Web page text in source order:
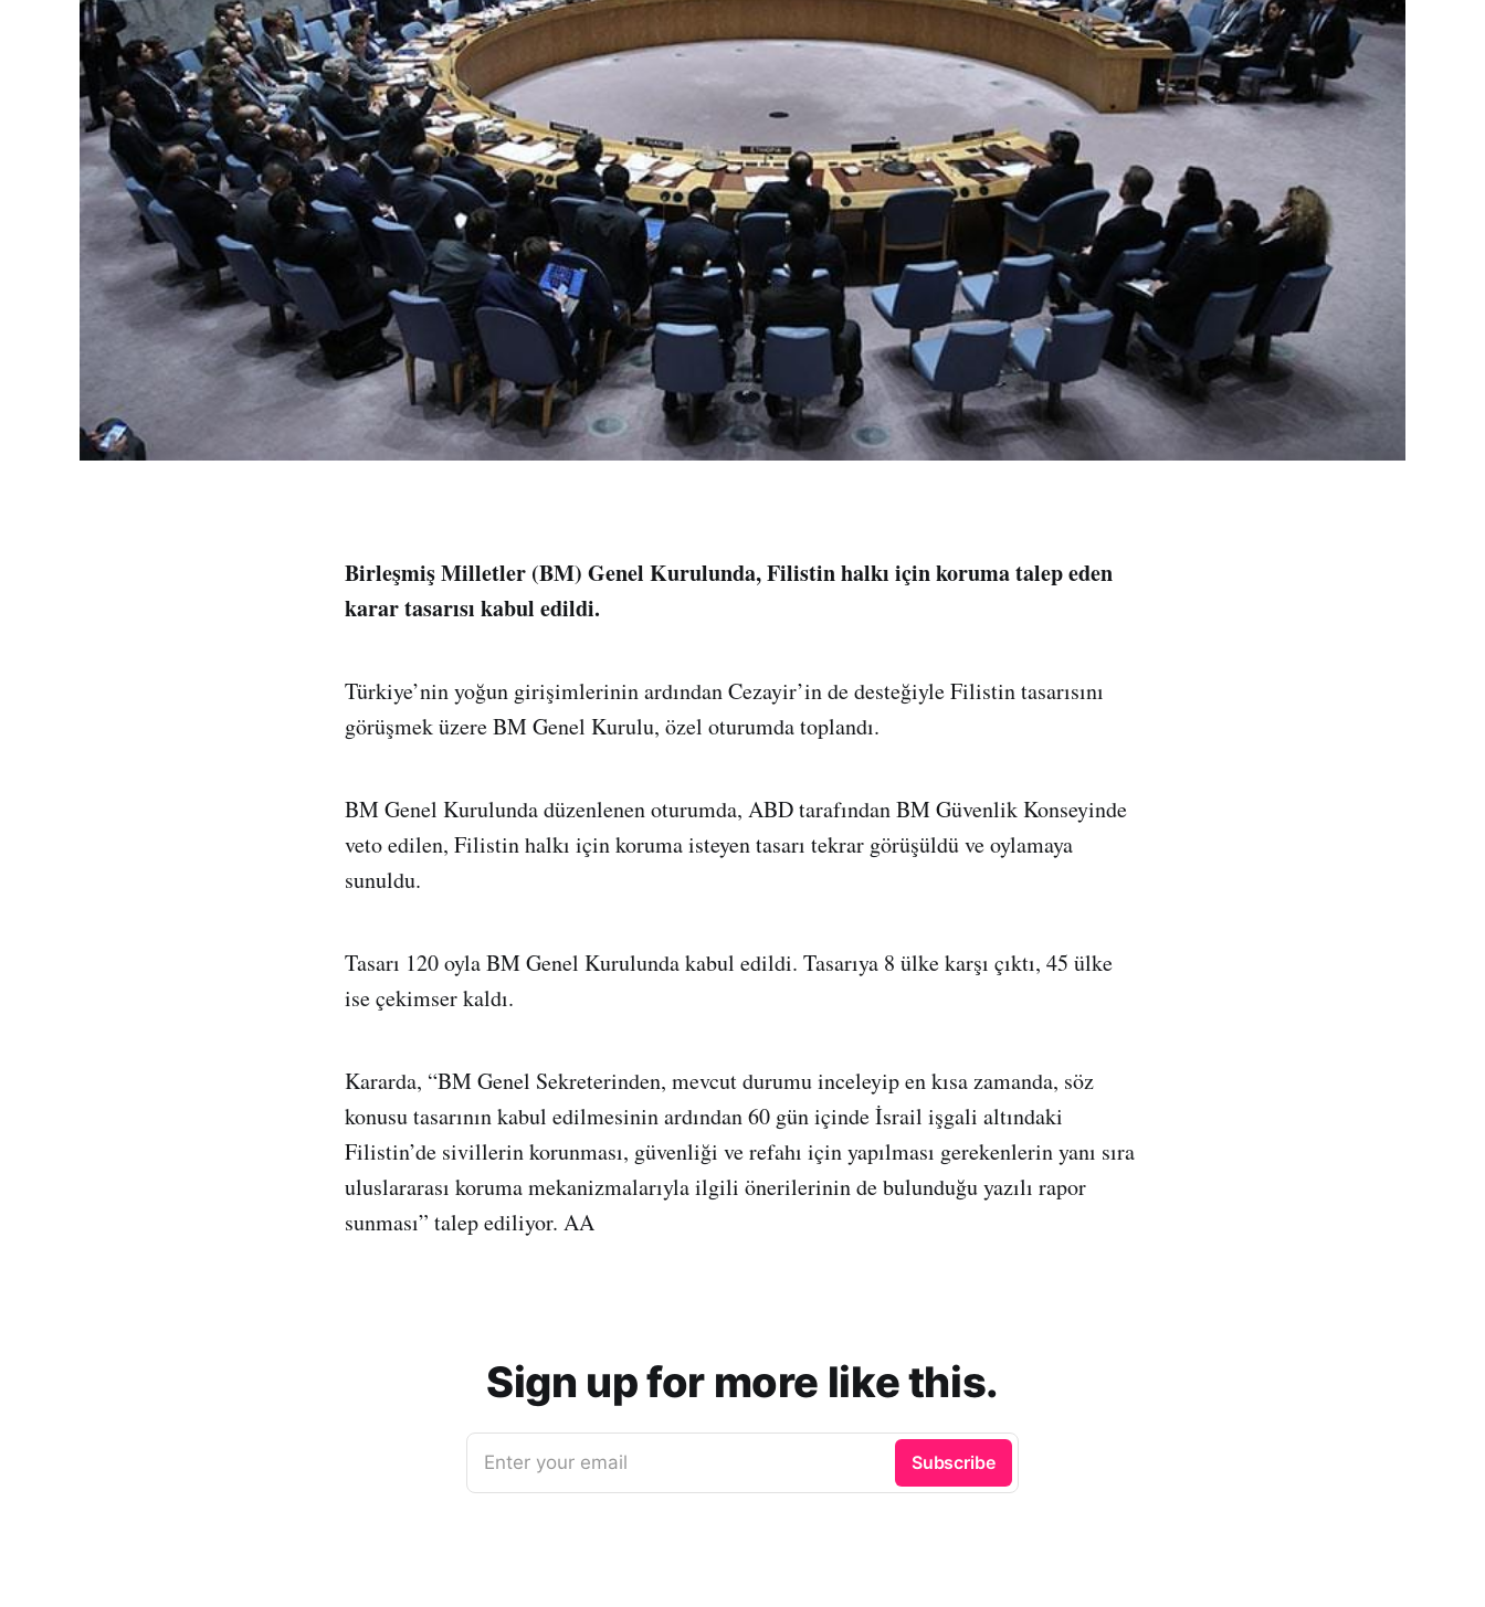
Birleşmiş Milletler (BM) Genel Kurulunda, Filistin halkı için koruma talep eden
karar tasarısı kabul edildi.
Türkiye’nin yoğun girişimlerinin ardından Cezayir’in de desteğiyle Filistin tasarısını
görüşmek üzere BM Genel Kurulu, özel oturumda toplandı.
BM Genel Kurulunda düzenlenen oturumda, ABD tarafından BM Güvenlik Konseyinde
veto edilen, Filistin halkı için koruma isteyen tasarı tekrar görüşüldü ve oylamaya
sunuldu.
Tasarı 120 oyla BM Genel Kurulunda kabul edildi. Tasarıya 8 ülke karşı çıktı, 45 ülke
ise çekimser kaldı.
Kararda, “BM Genel Sekreterinden, mevcut durumu inceleyip en kısa zamanda, söz
konusu tasarının kabul edilmesinin ardından 60 gün içinde İsrail işgali altındaki
Filistin’de sivillerin korunması, güvenliği ve refahı için yapılması gerekenlerin yanı sıra
uluslararası koruma mekanizmalarıyla ilgili önerilerinin de bulunduğu yazılı rapor
sunması” talep ediliyor. AA
Sign up for more like this.
Enter your email Subscribe